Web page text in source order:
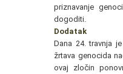
priznavanje
dogoditi.
Dodatak
Dana 24. travnja
žrtava genocida
ovaj zločin